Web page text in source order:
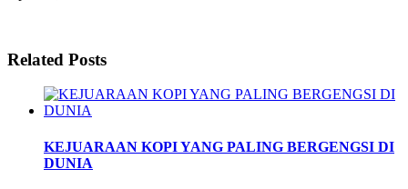
Related Posts
KEJUARAAN KOPI YANG PALING BERGENGSI DI
DUNIA